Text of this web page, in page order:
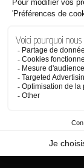
Le film ne
contraire, les
où les regards,
que les
jeu des acteurs
émotionnelle du
dramatique du
alors un acte de
domination